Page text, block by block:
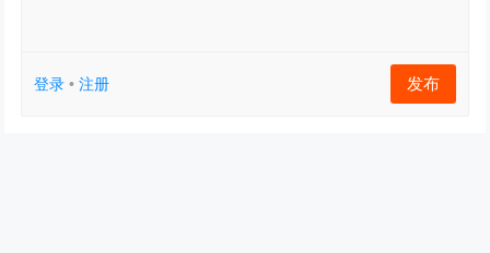
登录 •注册 发布